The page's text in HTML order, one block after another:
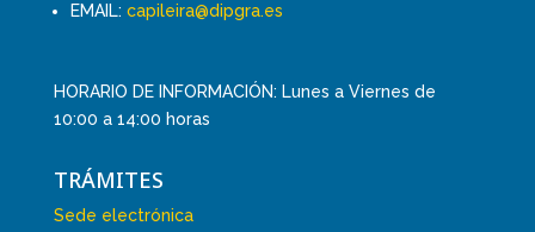
EMAIL: capileira@dipgra.es
HORARIO DE INFORMACIÓN: Lunes a Viernes de
10:00 a 14:00 horas
TRÁMITES
Sede electrónica